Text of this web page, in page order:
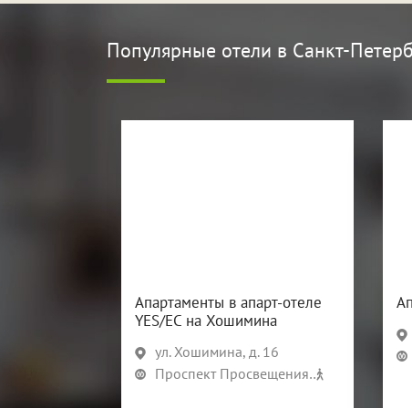
Популярные отели в Санкт-
Апартаменты в апарт-отеле
YES/ЕС на Хошимина
ул. Хошимина, д. 16
Проспект Просвещения